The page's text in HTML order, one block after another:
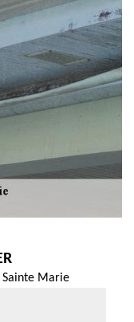
Sainte Marie